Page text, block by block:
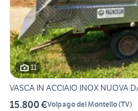
11
VASCA IN ACCIAIO INOX NUOVA
15.800 €Volpago del Montello(TV)